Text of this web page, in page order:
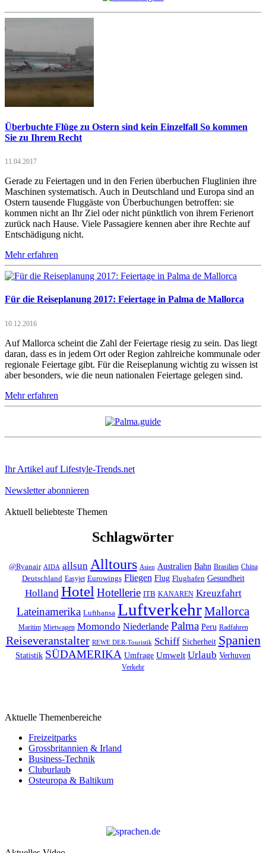
Überbuchte Flüge zu Ostern sind kein Einzelfall So kommen
Sie zu Ihrem Recht
11.04.2017
Gerade zu Feiertagen und in den Ferien überbuchen Fluglinien ihre
Maschinen systematisch. Auch in Deutschland und Europa sind an
Ostern tausende Fluggäste von Überbuchungen betroffen: sie
kommen nicht an Ihr Ziel oder nicht pünktlich von ihrem Ferienort
zurück nach Hause. Viele Passagiere kennen aber ihre Rechte auf
Entschädigung nicht.
Mehr erfahren
Für die Reiseplanung 2017: Feiertage in Palma de Mallorca
10.12.2016
Auf Mallorca scheint die Zahl der Feiertage riesig zu sein. Das liegt
daran, dass es in jedem Ort oder Region zahlreiche kommunale oder
regionale Feiertage gibt. Für die Reiseplanung wichtig zu wissen ist
aber besonders, wie die neun nationalen Feiertage gelegen sind.
Mehr erfahren
Ihr Artikel auf Lifestyle-Trends.net
Newsletter abonnieren
Aktuell beliebteste Themen
Schlagwörter
@Ryanair AIDA allsun Alltours Asien Australien Bahn Brasilien China
Deutschland Easyjet Eurowings Fliegen Flug Flughafen Gesundheit
Holland Hotel Hotellerie ITB KANAREN Kreuzfahrt
Lateinamerika Lufthansa LuftverkehrMallorca
Maritim Mietwagen Momondo Niederlande Palma Peru Radfahren
Reiseveranstalter REWE DER-Touristik Schiff Sicherheit Spanien
Statistik SÜDAMERIKA Umfrage Umwelt Urlaub Verhuven
Verkehr
Aktuelle Themenbereiche
Freizeitparks
Grossbritannien & Irland
Business-Technik
Cluburlaub
Osteuropa & Baltikum